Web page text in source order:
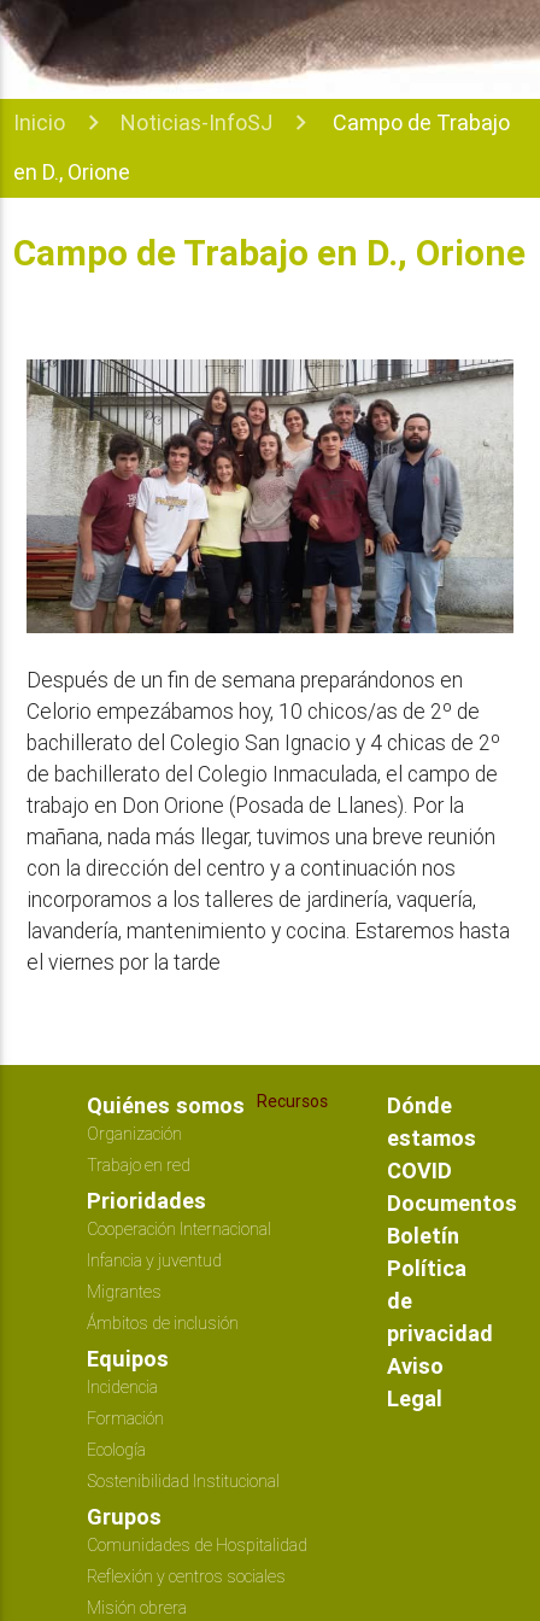
Inicio Noticias-InfoSJ
Campo de Trabajo
en D., Orione
Campo de Trabajo en D., Orione
Después de un fin de semana preparándonos en
Celorio empezábamos hoy, 10 chicos/as de 2º de
bachillerato del Colegio San Ignacio y 4 chicas de 2º
de bachillerato del Colegio Inmaculada, el campo de
trabajo en Don Orione (Posada de Llanes). Por la
mañana, nada más llegar, tuvimos una breve reunión
con la dirección del centro y a continuación nos
incorporamos a los talleres de jardinería, vaquería,
lavandería, mantenimiento y cocina. Estaremos hasta
el viernes por la tarde
Quiénes somos
Organización
Trabajo en red
Recursos
Prioridades
Cooperación Internacional
Infancia y juventud
Migrantes
Ámbitos de inclusión
Equipos
Incidencia
Formación
Ecología
Sostenibilidad Institucional
Grupos
Comunidades de Hospitalidad
Reflexión y centros sociales
Misión obrera
Dónde
estamos
COVID
Documentos
Boletín
Política
de
privacidad
Aviso
Legal